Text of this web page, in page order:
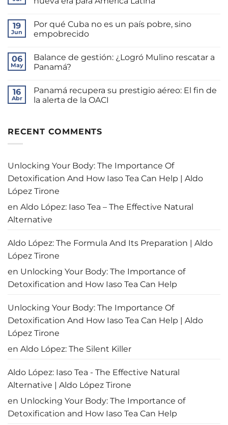
La
Mulino:
¿Autoridad
o
comentarios
El
de
Washington:
Trump
nueva
era
para
19
Jun
Por qué Cuba no es un país pobre, sino
empobrecido
comentarios
en
Por
no
es
un
empobrecido
06
May
Balance de gestión: ¿Logró Mulino rescatar a
Panamá?
comentarios
en
Balance
Mulino
rescatar
16
Abr
Panamá recupera su prestigio aéreo: El fin de
la alerta de la OACI
en
Panamá
aéreo:
El
fin
de
la
alerta
de
la
OACI
RECENT COMMENTS
Unlocking Your Body: The Importance Of
Detoxification And How Iaso Tea Can Help | Aldo
López Tirone
en Aldo López: Iaso Tea – The Effective Natural
Alternative
Aldo López: The Formula And Its Preparation | Aldo
López Tirone
en Unlocking Your Body: The Importance of
Detoxification and How Iaso Tea Can Help
Unlocking Your Body: The Importance Of
Detoxification And How Iaso Tea Can Help | Aldo
López Tirone
en Aldo López: The Silent Killer
Aldo López: Iaso Tea - The Effective Natural
Alternative | Aldo López Tirone
en Unlocking Your Body: The Importance of
Detoxification and How Iaso Tea Can Help